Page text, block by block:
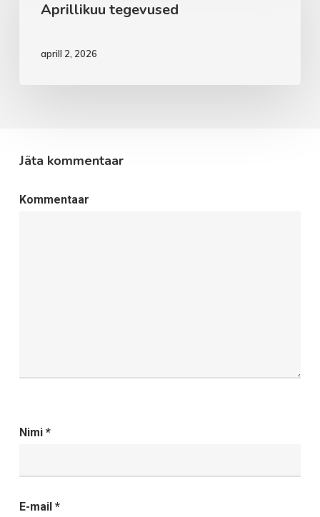
Aprillikuu tegevused
aprill 2, 2026
Jäta kommentaar
Kommentaar
Nimi *
E-mail *